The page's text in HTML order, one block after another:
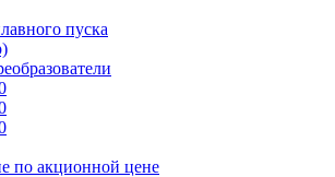
пуска
по акционной цене